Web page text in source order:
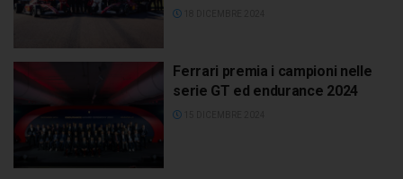
Ferrari premia i campioni nelle
serie GT ed endurance 2024